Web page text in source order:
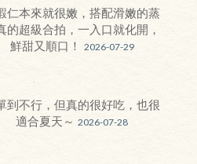
仁本來就很嫩，搭配滑嫩的蒸
的超級合拍，一入口就化開，
鮮甜又順口！
2026-07-29
到不行，但真的很好吃，也很
適合夏天～ 2026-07-28